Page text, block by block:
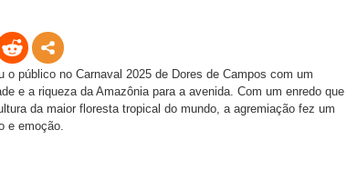
público no Carnaval 2025 de Dores de Campos com um
e a riqueza da Amazônia para a avenida. Com um enredo que
da maior floresta tropical do mundo, a agremiação fez um
e emoção.